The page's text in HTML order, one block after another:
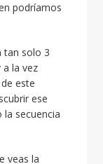
podríamos
tan solo 3
la vez
este
ese
secuencia
veas la